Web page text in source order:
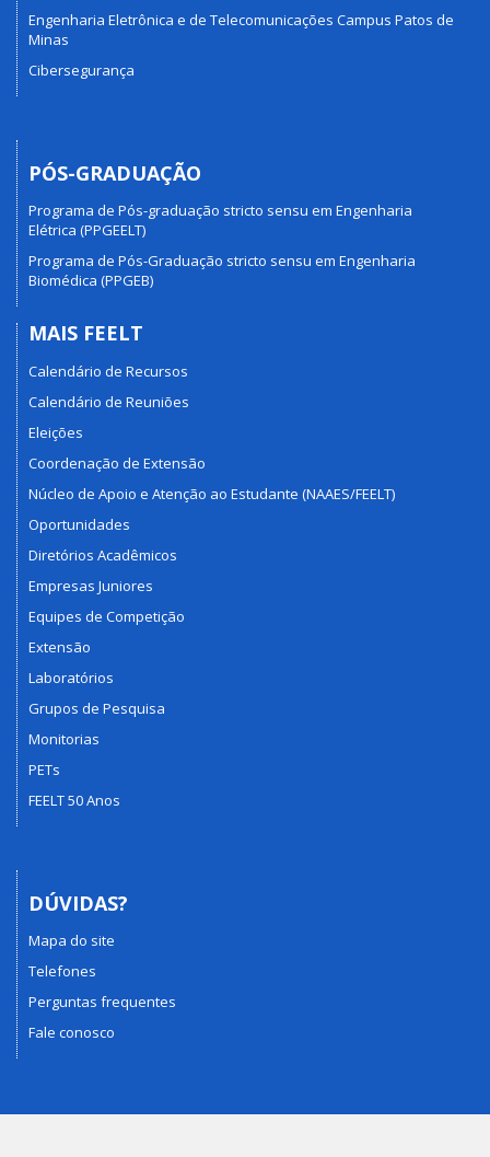
Engenharia Eletrônica e de Telecomunicações Campus Patos de
Minas
Cibersegurança
PÓS-GRADUAÇÃO
Programa de Pós-graduação stricto sensu em Engenharia
Elétrica (PPGEELT)
Programa de Pós-Graduação stricto sensu em Engenharia
Biomédica (PPGEB)
MAIS FEELT
Calendário de Recursos
Calendário de Reuniões
Eleições
Coordenação de Extensão
Núcleo de Apoio e Atenção ao Estudante (NAAES/FEELT)
Oportunidades
Diretórios Acadêmicos
Empresas Juniores
Equipes de Competição
Extensão
Laboratórios
Grupos de Pesquisa
Monitorias
PETs
FEELT 50 Anos
DÚVIDAS?
Mapa do site
Telefones
Perguntas frequentes
Fale conosco